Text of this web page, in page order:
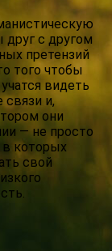
друг с другом
претензий
того чтобы
видеть
и,
они
— не просто
в которых
свой